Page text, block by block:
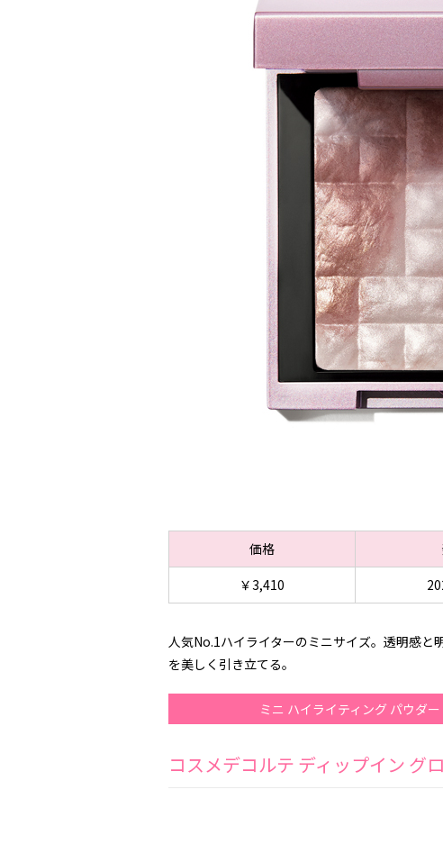
価格
￥3,410
人気No.1ハイライターのミニサイズ。透明感
を美しく引き立てる。
ミニ ハイライティング パウダ
コスメデコルテ ディップイン グ